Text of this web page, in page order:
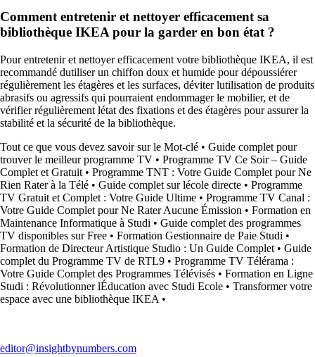
Comment entretenir et nettoyer efficacement sa
bibliothèque IKEA pour la garder en bon état ?
Pour entretenir et nettoyer efficacement votre bibliothèque IKEA, il est
recommandé dutiliser un chiffon doux et humide pour dépoussiérer
régulièrement les étagères et les surfaces, déviter lutilisation de produits
abrasifs ou agressifs qui pourraient endommager le mobilier, et de
vérifier régulièrement létat des fixations et des étagères pour assurer la
stabilité et la sécurité de la bibliothèque.
Tout ce que vous devez savoir sur le Mot-clé • Guide complet pour
trouver le meilleur programme TV • Programme TV Ce Soir – Guide
Complet et Gratuit • Programme TNT : Votre Guide Complet pour Ne
Rien Rater à la Télé • Guide complet sur lécole directe • Programme
TV Gratuit et Complet : Votre Guide Ultime • Programme TV Canal :
Votre Guide Complet pour Ne Rater Aucune Émission • Formation en
Maintenance Informatique à Studi • Guide complet des programmes
TV disponibles sur Free • Formation Gestionnaire de Paie Studi •
Formation de Directeur Artistique Studio : Un Guide Complet • Guide
complet du Programme TV de RTL9 • Programme TV Télérama :
Votre Guide Complet des Programmes Télévisés • Formation en Ligne
Studi : Révolutionner lÉducation avec Studi Ecole • Transformer votre
espace avec une bibliothèque IKEA •
editor@insightbynumbers.com